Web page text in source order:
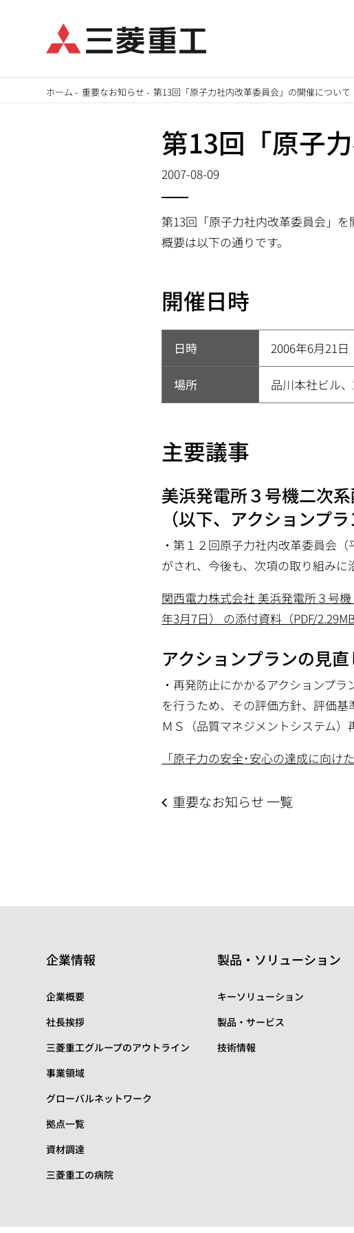
イ
ホーム -重要なお知らせ -第13回「原子力社内改革委員会」の開催について
第13回「原子
2007-08-09
第13回「原子力社内改革委員会」を
概要は以下の通りです。
開催日時
日時 2006年6月21
場所 品川本社ビル
主要議事
美浜発電所３号機二次
（以下、アクションプ
・ 第１２回原子力社内改革委員会
がされ、今後も、次項の取り組みに
関西電力株式会社 美浜発電所３号
年3月7日） の添付資料（PDF/
アクションプランの見
・再発防止にかかるアクションプ
を行うため、その評価方針、評価
ＭＳ（品質マネジメントシステム）
「原子力の安全･安心の達成に向け
重要なお知らせ 一覧
企業情報
企業概要
社長挨拶
三菱重工グループのアウトライン
事業領域
グローバルネットワーク
拠点一覧
資材調達
三菱重工の病院
製品・ソリューション
キーソリューション
製品・サービス
技術情報